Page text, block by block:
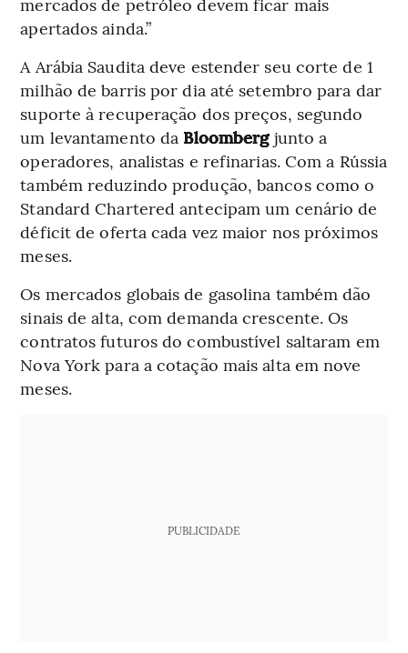
apertados ainda.”
A Arábia Saudita deve estender seu corte de 1
milhão de barris por dia até setembro para dar
suporte à recuperação dos preços, segundo
um levantamento da Bloombergjunto a
operadores, analistas e refinarias. Com a Rússia
também reduzindo produção, bancos como o
Standard Chartered antecipam um cenário de
déficit de oferta cada vez maior nos próximos
meses.
Os mercados globais de gasolina também dão
sinais de alta, com demanda crescente. Os
contratos futuros do combustível saltaram em
Nova York para a cotação mais alta em nove
meses.
PUBLICIDADE